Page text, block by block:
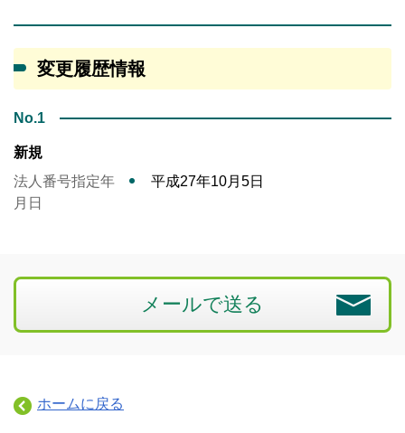
変更履歴情報
No.1
新規
法人番号指定年
月日
平成27年10月5日
メールで送る
ホームに戻る